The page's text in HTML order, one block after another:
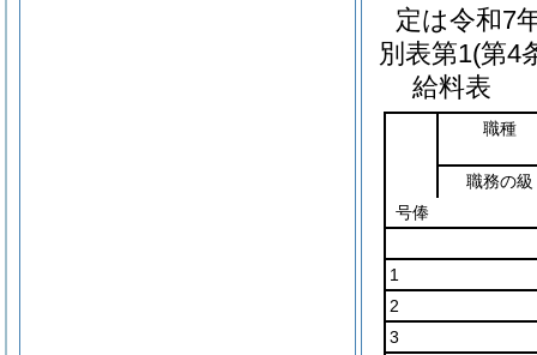
定は令和7
別表第1(第4
給料表
職種
職務の級
号俸
1
2
3